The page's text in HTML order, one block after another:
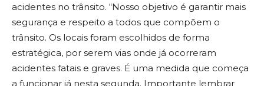
acidentes no trânsito. “Nosso objetivo é garantir mais
segurança e respeito a todos que compõem o
trânsito. Os locais foram escolhidos de forma
estratégica, por serem vias onde já ocorreram
acidentes fatais e graves. É uma medida que começa
a funcionar já nesta segunda. Importante lembrar